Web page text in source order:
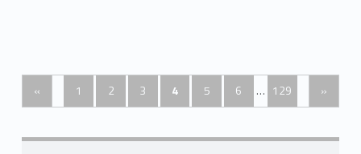
« 1 2 3 4 5 6 … 129 »